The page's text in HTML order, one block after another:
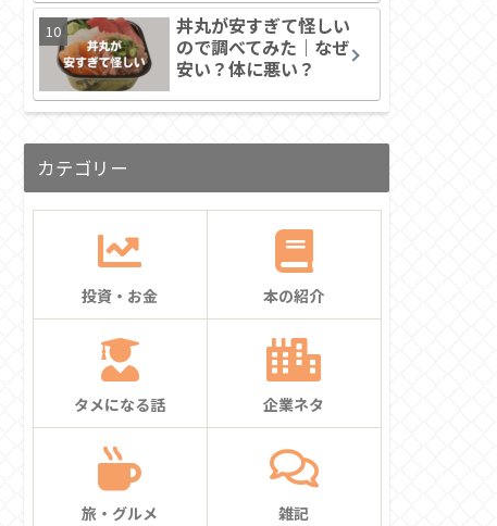
丼丸が安すぎて怪しい
ので調べてみた｜なぜ
安い？体に悪い？
カテゴリー
投資・お金 本の紹介
タメになる話 企業ネタ
旅・グルメ 雑記